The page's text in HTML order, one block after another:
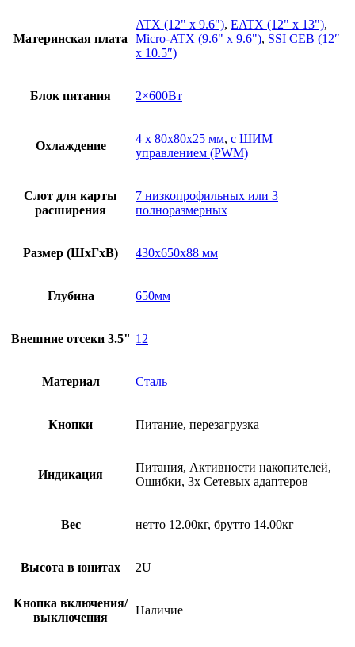
Материнская плата
ATX (12" x 9.6"), EATX (12" x 13"),
Micro-ATX (9.6" x 9.6"), SSI CEB (12″
x 10.5″)
Блок питания 2×600Вт
Охлаждение
4 x 80x80x25 мм, с ШИМ
управлением (PWM)
Слот для карты
расширения
7 низкопрофильных или 3
полноразмерных
Размер (ШxГxВ) 430x650x88 мм
Глубина 650мм
Внешние отсеки 3.5" 12
Материал Сталь
Кнопки Питание, перезагрузка
Индикация
Питания, Активности накопителей,
Ошибки, 3x Сетевых адаптеров
Вес нетто 12.00кг, брутто 14.00кг
Высота в юнитах 2U
Кнопка включения/
выключения
Наличие